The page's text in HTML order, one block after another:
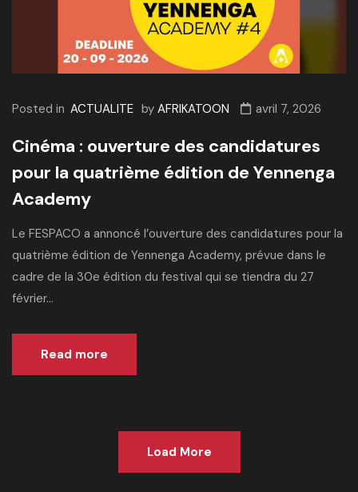
Posted in ACTUALITE by AFRIKATOON avril 7, 2026
Cinéma : ouverture des candidatures
pour la quatrième édition de Yennenga
Academy
Le FESPACO a annoncé l’ouverture des candidatures pour la
quatrième édition de Yennenga Academy, prévue dans le
cadre de la 30e édition du festival qui se tiendra du 27
février...
Read more
Load More